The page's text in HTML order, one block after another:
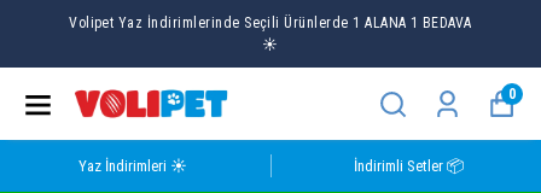
Volipet Yaz İndirimlerinde Seçili Ürünlerde 1 ALANA 1 BEDAVA
☀️
0
Yaz İndirimleri ☀️ İndirimli Setler 📦